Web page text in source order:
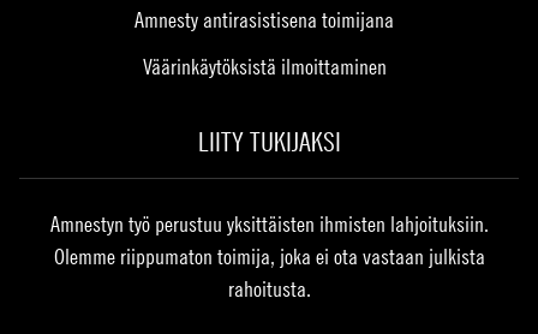
Amnesty antirasistisena toimijana
Väärinkäytöksistä ilmoittaminen
LIITY TUKIJAKSI
Amnestyn työ perustuu yksittäisten ihmisten lahjoituksiin.
Olemme riippumaton toimija, joka ei ota vastaan julkista
rahoitusta.